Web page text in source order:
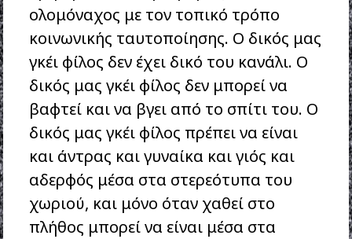
ολομόναχος με τον τοπικό τρόπο
κοινωνικής ταυτοποίησης. Ο δικός μας
γκέι φίλος δεν έχει δικό του κανάλι. Ο
δικός μας γκέι φίλος δεν μπορεί να
βαφτεί και να βγει από το σπίτι του. Ο
δικός μας γκέι φίλος πρέπει να είναι
και άντρας και γυναίκα και γιός και
αδερφός μέσα στα στερεότυπα του
χωριού, και μόνο όταν χαθεί στο
πλήθος μπορεί να είναι μέσα στα